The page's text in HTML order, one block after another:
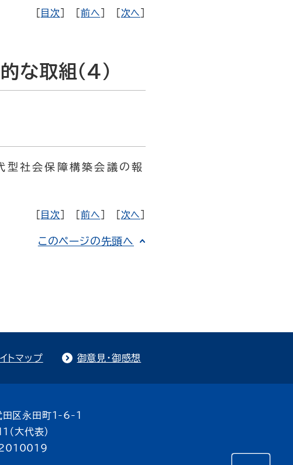
目次 前へ 次へ
取組（4）
型社会保障構築会議の報
目次 前へ 次へ
このページの先頭へ
トマップ 御意見・御感想
区永田町1-6-1
大代表）